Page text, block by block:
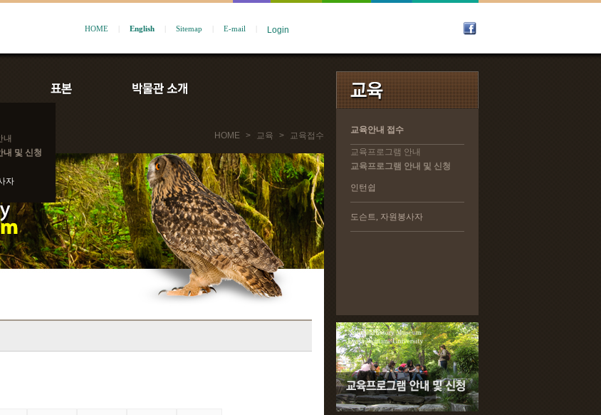
HOME English Sitemap E-mail
내
내 및 신청
자
교육안내 접수
교육프로그램 안내
교육프로그램 안내 및 신청
인턴쉽
도슨트, 자원봉사자
교육안내 접수
교육프로그램 안내
교육프로그램 안내 및 신청
인턴쉽
도슨트, 자원봉사자
HOME > 교육 > 교육접수